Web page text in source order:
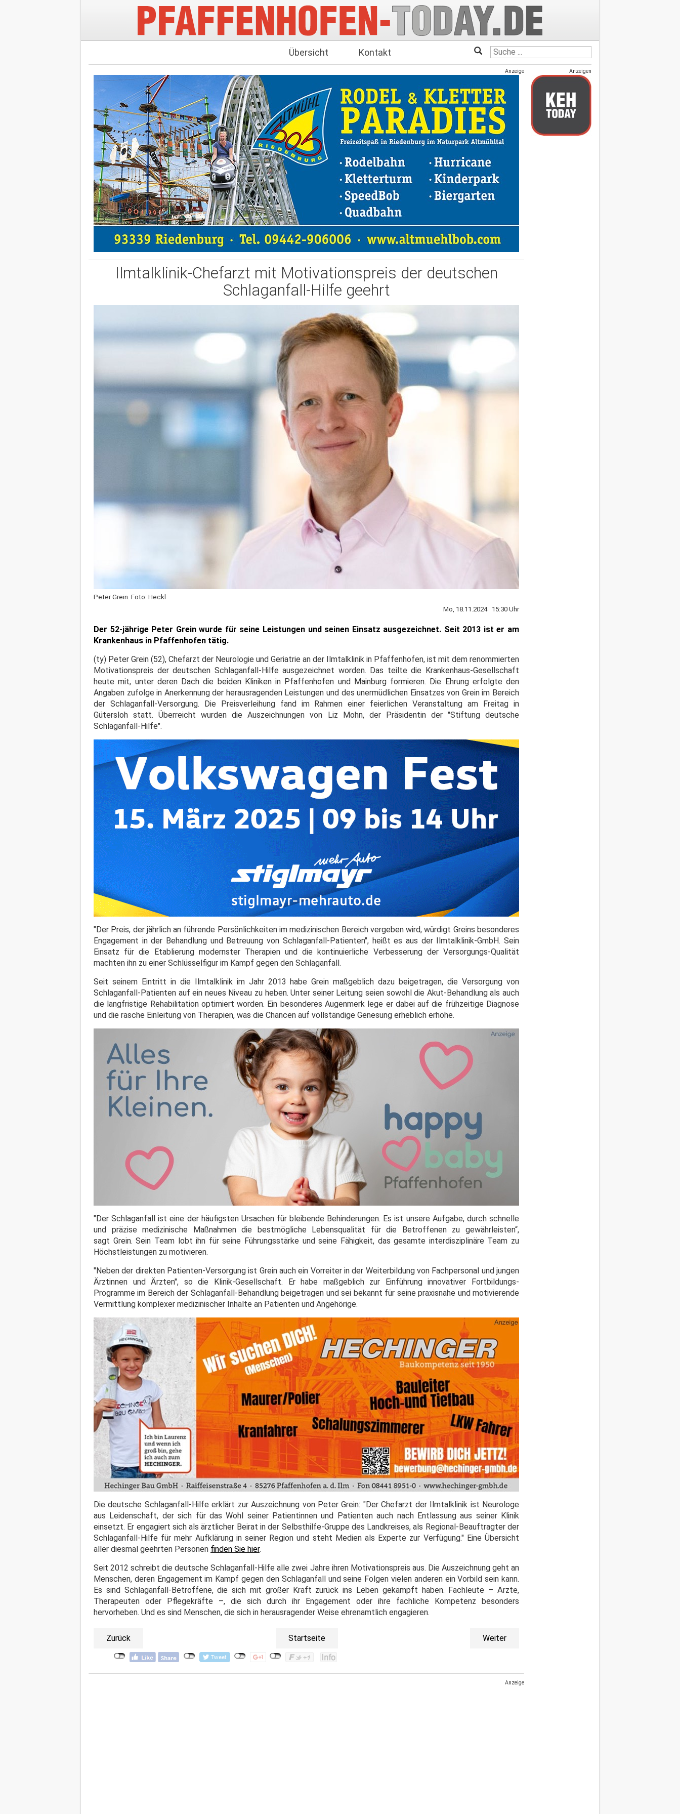
Übersicht Kontakt
Anzeige
Ilmtalklinik-Chefarzt mit Motivationspreis der deutschen
Schlaganfall-Hilfe geehrt
Peter Grein. Foto: Heckl
Mo, 18.11.2024 15:30 Uhr
Der 52-jährige Peter Grein wurde für seine Leistungen und seinen Einsatz ausgezeichnet. Seit 2013 ist er am
Krankenhaus in Pfaffenhofen tätig.
(ty) Peter Grein (52), Chefarzt der Neurologie und Geriatrie an der Ilmtalklinik in Pfaffenhofen, ist mit dem renommierten
Motivationspreis der deutschen Schlaganfall-Hilfe ausgezeichnet worden. Das teilte die Krankenhaus-Gesellschaft
heute mit, unter deren Dach die beiden Kliniken in Pfaffenhofen und Mainburg formieren. Die Ehrung erfolgte den
Angaben zufolge in Anerkennung der herausragenden Leistungen und des unermüdlichen Einsatzes von Grein im Bereich
der Schlaganfall-Versorgung. Die Preisverleihung fand im Rahmen einer feierlichen Veranstaltung am Freitag in
Gütersloh statt. Überreicht wurden die Auszeichnungen von Liz Mohn, der Präsidentin der "Stiftung deutsche
Schlaganfall-Hilfe".
"Der Preis, der jährlich an führende Persönlichkeiten im medizinischen Bereich vergeben wird, würdigt Greins besonderes
Engagement in der Behandlung und Betreuung von Schlaganfall-Patienten", heißt es aus der Ilmtalklinik-GmbH. Sein
Einsatz für die Etablierung modernster Therapien und die kontinuierliche Verbesserung der Versorgungs-Qualität
machten ihn zu einer Schlüsselfigur im Kampf gegen den Schlaganfall.
Seit seinem Eintritt in die Ilmtalklinik im Jahr 2013 habe Grein maßgeblich dazu beigetragen, die Versorgung von
Schlaganfall-Patienten auf ein neues Niveau zu heben. Unter seiner Leitung seien sowohl die Akut-Behandlung als auch
die langfristige Rehabilitation optimiert worden. Ein besonderes Augenmerk lege er dabei auf die frühzeitige Diagnose
und die rasche Einleitung von Therapien, was die Chancen auf vollständige Genesung erheblich erhöhe.
"Der Schlaganfall ist eine der häufigsten Ursachen für bleibende Behinderungen. Es ist unsere Aufgabe, durch schnelle
und präzise medizinische Maßnahmen die bestmögliche Lebensqualität für die Betroffenen zu gewährleisten“,
sagt Grein. Sein Team lobt ihn für seine Führungsstärke und seine Fähigkeit, das gesamte interdisziplinäre Team zu
Höchstleistungen zu motivieren.
"Neben der direkten Patienten-Versorgung ist Grein auch ein Vorreiter in der Weiterbildung von Fachpersonal und jungen
Ärztinnen und Ärzten", so die Klinik-Gesellschaft. Er habe maßgeblich zur Einführung innovativer Fortbildungs-
Programme im Bereich der Schlaganfall-Behandlung beigetragen und sei bekannt für seine praxisnahe und motivierende
Vermittlung komplexer medizinischer Inhalte an Patienten und Angehörige.
Die deutsche Schlaganfall-Hilfe erklärt zur Auszeichnung von Peter Grein: "Der Chefarzt der Ilmtalklinik ist Neurologe
aus Leidenschaft, der sich für das Wohl seiner Patientinnen und Patienten auch nach Entlassung aus seiner Klinik
einsetzt. Er engagiert sich als ärztlicher Beirat in der Selbsthilfe-Gruppe des Landkreises, als Regional-Beauftragter der
Schlaganfall-Hilfe für mehr Aufklärung in seiner Region und steht Medien als Experte zur Verfügung." Eine Übersicht
aller diesmal geehrten Personen finden Sie hier.
Seit 2012 schreibt die deutsche Schlaganfall-Hilfe alle zwei Jahre ihren Motivationspreis aus. Die Auszeichnung geht an
Menschen, deren Engagement im Kampf gegen den Schlaganfall und seine Folgen vielen anderen ein Vorbild sein kann.
Es sind Schlaganfall-Betroffene, die sich mit großer Kraft zurück ins Leben gekämpft haben. Fachleute – Ärzte,
Therapeuten oder Pflegekräfte –, die sich durch ihr Engagement oder ihre fachliche Kompetenz besonders
hervorheben. Und es sind Menschen, die sich in herausragender Weise ehrenamtlich engagieren.
Zurück Startseite Weiter
Anzeige
Anzeigen